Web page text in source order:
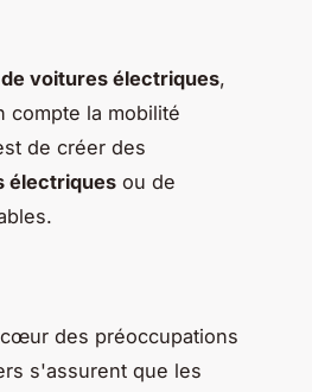
voitures électriques,
compte la mobilité
de créer des
électriques ou de
des préoccupations
s'assurent que les